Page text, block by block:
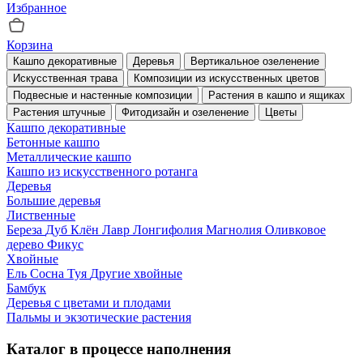
Избранное
Корзина
Кашпо декоративные Деревья
Вертикальное озеленение
Искусственная трава
Композиции из искусственных цветов
Подвесные и настенные композиции
Растения в кашпо и ящиках
Растения штучные
Фитодизайн и озеленение Цветы
Кашпо декоративные
Бетонные кашпо
Металлические кашпо
Кашпо из искусственного ротанга
Деревья
Большие деревья
Лиственные
Береза Дуб Клён Лавр Лонгифолия Магнолия Оливковое
дерево Фикус
Хвойные
Ель Сосна Туя Другие хвойные
Бамбук
Деревья с цветами и плодами
Пальмы и экзотические растения
Каталог в процессе наполнения